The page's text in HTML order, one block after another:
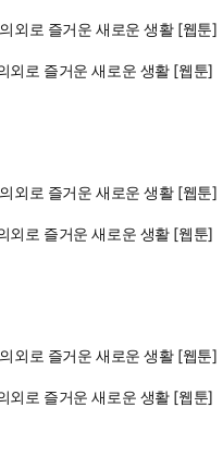
외로 즐거운 새로운 생활 [웹툰]
외로 즐거운 새로운 생활 [웹툰]
외로 즐거운 새로운 생활 [웹툰]
외로 즐거운 새로운 생활 [웹툰]
외로 즐거운 새로운 생활 [웹툰]
외로 즐거운 새로운 생활 [웹툰]